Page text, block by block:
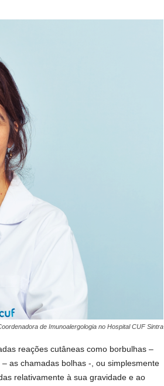
de Imunoalergologia no Hospital CUF Sintra
reações cutâneas como borbulhas –
as chamadas bolhas -, ou simplesmente
relativamente à sua gravidade e ao